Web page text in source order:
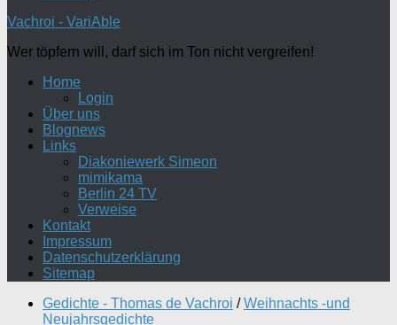
Vachroi - VariAble
Wer töpfern will, darf sich im Ton nicht vergreifen!
Home
Login
Über uns
Blognews
Links
Diakoniewerk Simeon
mimikama
Berlin 24 TV
Verweise
Kontakt
Impressum
Datenschutzerklärung
Sitemap
Gedichte - Thomas de Vachroi / Weihnachts -und
Neujahrsgedichte